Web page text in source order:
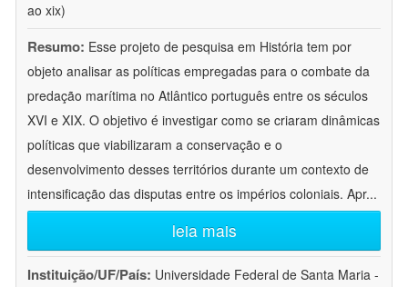
ao xix)
Resumo: Esse projeto de pesquisa em História tem por
objeto analisar as políticas empregadas para o combate da
predação marítima no Atlântico português entre os séculos
XVI e XIX. O objetivo é investigar como se criaram dinâmicas
políticas que viabilizaram a conservação e o
desenvolvimento desses territórios durante um contexto de
intensificação das disputas entre os impérios coloniais. Apr...
leia mais
Instituição/UF/País: Universidade Federal de Santa Maria -